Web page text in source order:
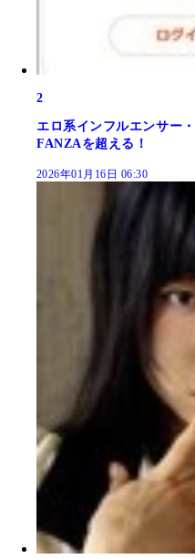
2
エロ系インフルエンサー
FANZAを超える！
2026年01月16日 06:30